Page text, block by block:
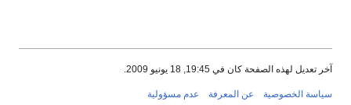
آخر تعديل لهذه الصفحة كان في 19:45, 18 يونيو 2009.
سياسة الخصوصية عن المعرفة عدم مسؤولية